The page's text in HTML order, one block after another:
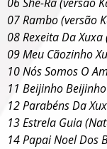
07 Rambo (versão
08 Rexeita Da
09 Meu Cãozinho
10 Nós Somos O
11 Beijinho Beijinho
12 Parabéns Da
13 Estrela Guia
14 Papai Noel Dos